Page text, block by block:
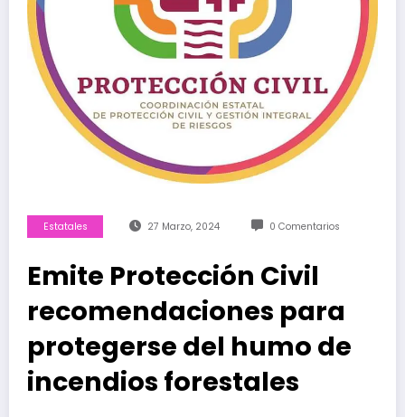
Estatales 27 Marzo, 2024 0 Comentarios
Emite Protección Civil
recomendaciones para
protegerse del humo de
incendios forestales